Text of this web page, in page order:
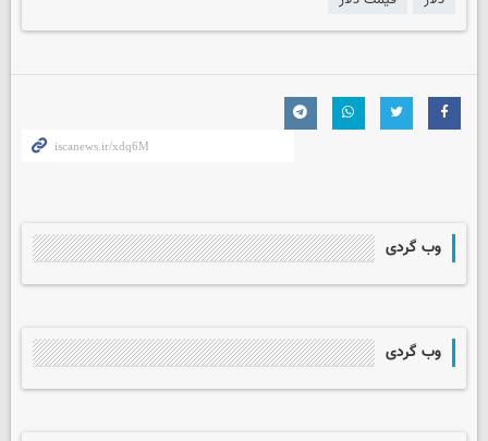
وب گردی
وب گردی